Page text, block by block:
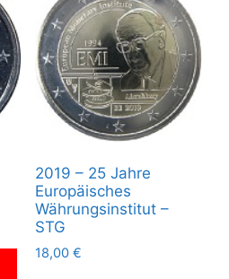
2019 – 25 Jahre
Europäisches
Währungsinstitut –
STG
18,00 €